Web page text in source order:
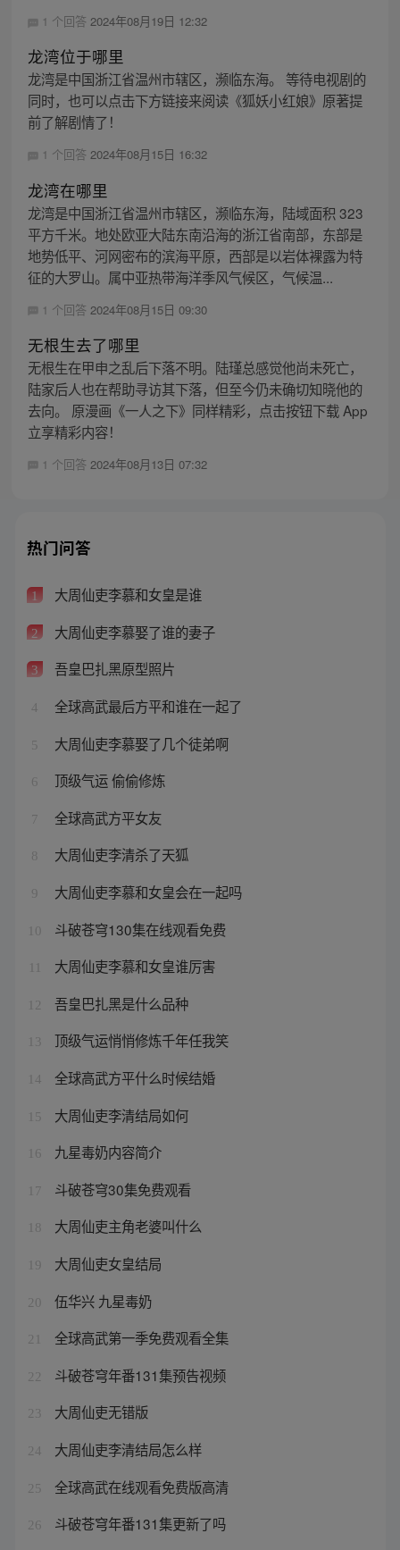
1 个回答 2024年08月19日 12:32
龙湾位于哪里
龙湾是中国浙江省温州市辖区，濒临东海。 等待电视剧的
同时，也可以点击下方链接来阅读《狐妖小红娘》原著提
前了解剧情了！
1 个回答 2024年08月15日 16:32
龙湾在哪里
龙湾是中国浙江省温州市辖区，濒临东海，陆域面积 323
平方千米。地处欧亚大陆东南沿海的浙江省南部，东部是
地势低平、河网密布的滨海平原，西部是以岩体裸露为特
征的大罗山。属中亚热带海洋季风气候区，气候温...
1 个回答 2024年08月15日 09:30
无根生去了哪里
无根生在甲申之乱后下落不明。陆瑾总感觉他尚未死亡，
陆家后人也在帮助寻访其下落，但至今仍未确切知晓他的
去向。 原漫画《一人之下》同样精彩，点击按钮下载 App
立享精彩内容！
1 个回答 2024年08月13日 07:32
热门问答
1 大周仙吏李慕和女皇是谁
2 大周仙吏李慕娶了谁的妻子
3 吾皇巴扎黑原型照片
4 全球高武最后方平和谁在一起了
5 大周仙吏李慕娶了几个徒弟啊
6 顶级气运 偷偷修炼
7 全球高武方平女友
8 大周仙吏李清杀了天狐
9 大周仙吏李慕和女皇会在一起吗
10 斗破苍穹130集在线观看免费
大周仙吏李慕和女皇谁厉害
12 吾皇巴扎黑是什么品种
13 顶级气运悄悄修炼千年任我笑
14 全球高武方平什么时候结婚
15 大周仙吏李清结局如何
16 九星毒奶内容简介
17 斗破苍穹30集免费观看
18 大周仙吏主角老婆叫什么
19 大周仙吏女皇结局
20 伍华兴 九星毒奶
21 全球高武第一季免费观看全集
22 斗破苍穹年番131集预告视频
23 大周仙吏无错版
24 大周仙吏李清结局怎么样
25 全球高武在线观看免费版高清
26 斗破苍穹年番131集更新了吗